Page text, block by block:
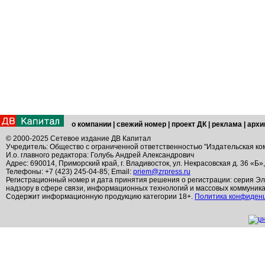
о компании свежий номер проект ДК реклама
© 2000-2025 Сетевое издание ДВ Капитал
Учредитель: Общество с ограниченной ответственностью "Издательская
И.о. главного редактора: Голубь Андрей Александрович
Адрес: 690014, Приморский край, г. Владивосток, ул. Некрасовская д. 36
Телефоны: +7 (423) 245-04-85; Email: priem@zrpress.ru
Регистрационный номер и дата принятия решения о регистрации: серия
надзору в сфере связи, информационных технологий и массовых
Содержит информационную продукцию категории 18+. Политика